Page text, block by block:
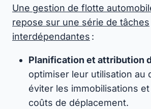
Une gestion de flotte
repose sur une série de tâches
interdépendantes :
Planification et attribution
optimiser leur utilisation au
éviter les immobilisations
coûts de déplacement.